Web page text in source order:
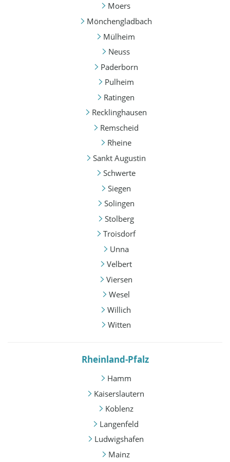
Moers
Mönchengladbach
Mülheim
Neuss
Paderborn
Pulheim
Ratingen
Recklinghausen
Remscheid
Rheine
Sankt Augustin
Schwerte
Siegen
Solingen
Stolberg
Troisdorf
Unna
Velbert
Viersen
Wesel
Willich
Witten
Rheinland-Pfalz
Hamm
Kaiserslautern
Koblenz
Langenfeld
Ludwigshafen
Mainz